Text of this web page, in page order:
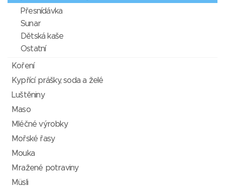
Přesnídávka
Sunar
Dětská kaše
Ostatní
Koření
Kypřící prášky, soda a želé
Luštěniny
Maso
Mléčné výrobky
Mořské řasy
Mouka
Mražené potraviny
Müsli